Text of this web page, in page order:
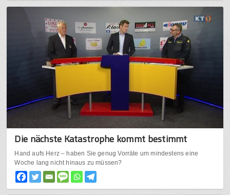
Die nächste Katastrophe kommt bestimmt
Hand aufs Herz – haben Sie genug Vorräte um mindestens eine
Woche lang nicht hinaus zu müssen?